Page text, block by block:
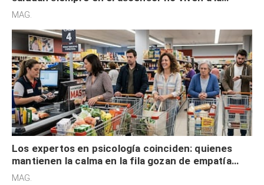
defensiva y tienen apertura social
MAG.
Los expertos en psicología coinciden: quienes
mantienen la calma en la fila gozan de empatía
cognitiva, gratitud y no solo tienen autocontrol
MAG.